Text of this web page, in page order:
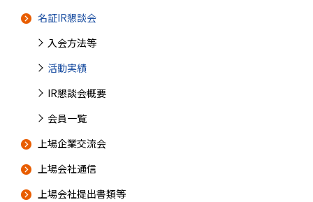
名証IR懇談会
入会方法等
活動実績
IR懇談会概要
会員一覧
上場企業交流会
上場会社通信
上場会社提出書類等